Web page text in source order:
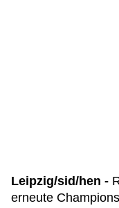
Leipzig/sid/hen -
erneute